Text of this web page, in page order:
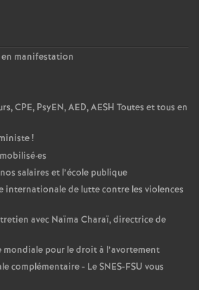
manifestation
CPE, PsyEN, AED, AESH Toutes et tous en
!
·es
salaires et l’école publique
internationale de lutte contre les violences
avec Naïma Charaï, directrice de
pour le droit à l’avortement
complémentaire - Le SNES-FSU vous